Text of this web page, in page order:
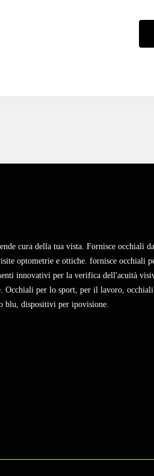
cura della tua vista. Fornisce occhiali
optometrie e ottiche. fornisce occhiali
innovativi per la verifica dell'acuità
Occhiali per lo sport, per il lavoro,
dispositivi per ipovisione.